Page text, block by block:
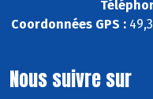
Coordonnées GPS :
Nous suivre sur